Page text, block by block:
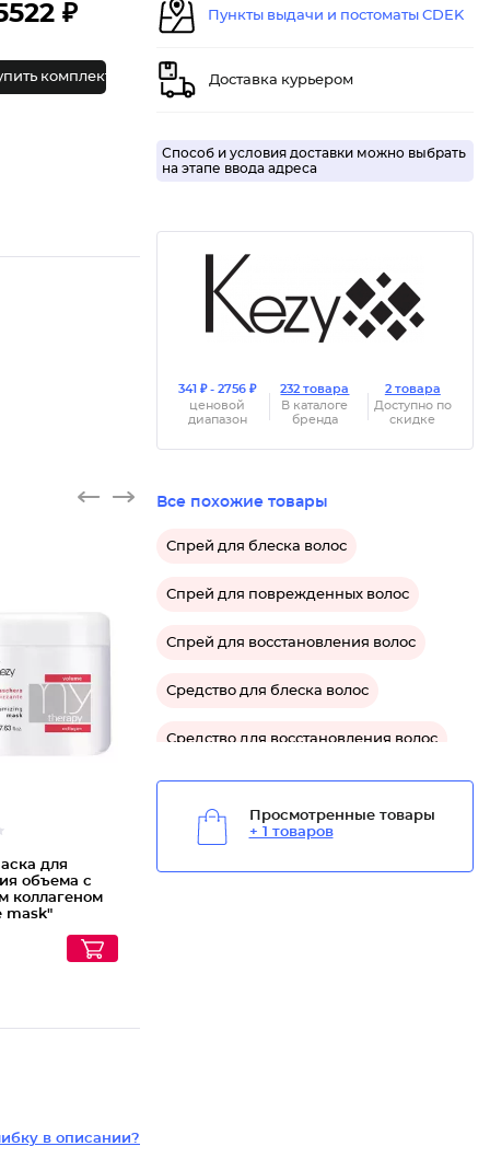
₽
комплект
для
объема с
коллагеном
mask"
в описании?
Пункты выдачи и постоматы CDEK
Доставка курьером
Способ и условия доставки можно выбрать
на этапе ввода адреса
341 ₽ - 2756 ₽
ценовой
диапазон
232 товара
В каталоге
бренда
2 товара
Доступно по
скидке
Все похожие товары
Спрей для блеска волос
Спрей для поврежденных волос
Спрей для восстановления волос
Средство для блеска волос
Средство для восстановления волос
Просмотренные товары
+ 1 товаров